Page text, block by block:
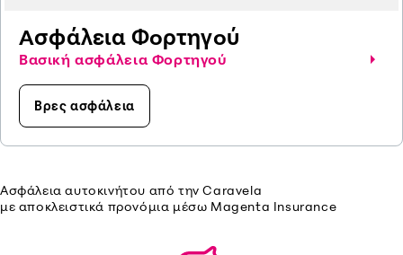
Ασφάλεια Φορτηγού
Βασική ασφάλεια Φορτηγού
Βρες ασφάλεια
Ασφάλεια αυτοκινήτου από τηνCaravela
με αποκλειστικά προνόμια μέσω Magenta Insurance